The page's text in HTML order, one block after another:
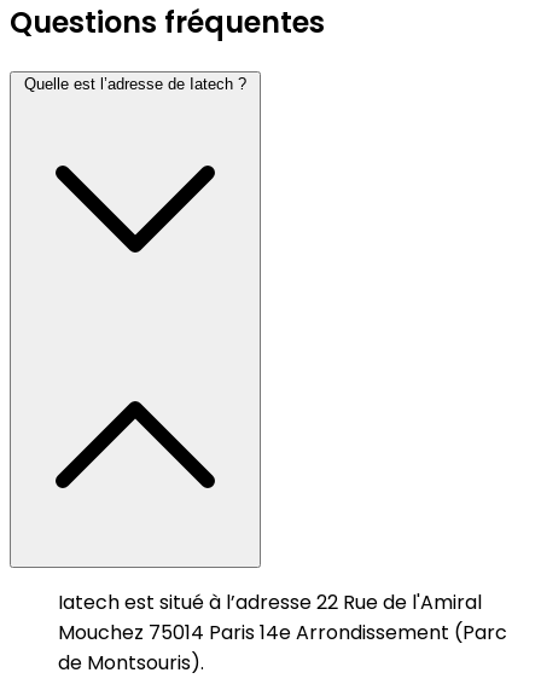
Questions fréquentes
Quelle est l’adresse de Iatech ?
Iatech est situé à l’adresse 22 Rue de l'Amiral
Mouchez 75014 Paris 14e Arrondissement (Parc
de Montsouris).